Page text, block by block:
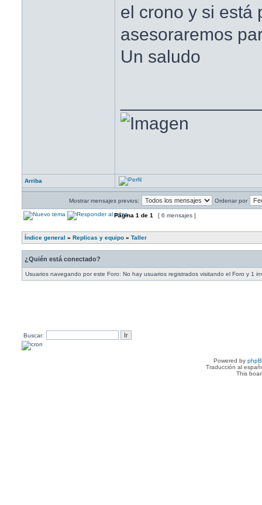
el crono y si está
asesoraremos
Un saludo
Arriba
Mostrar mensajes previos: Ordenar por
Página 1 de 1 [ 6 mensajes ]
Índice general » Replicas y equipo » Taller
¿Quién está conectado?
Usuarios navegando por este Foro: No hay usuarios registrados visitando el Foro y 1
Buscar:
Powered by
Traducción al
This